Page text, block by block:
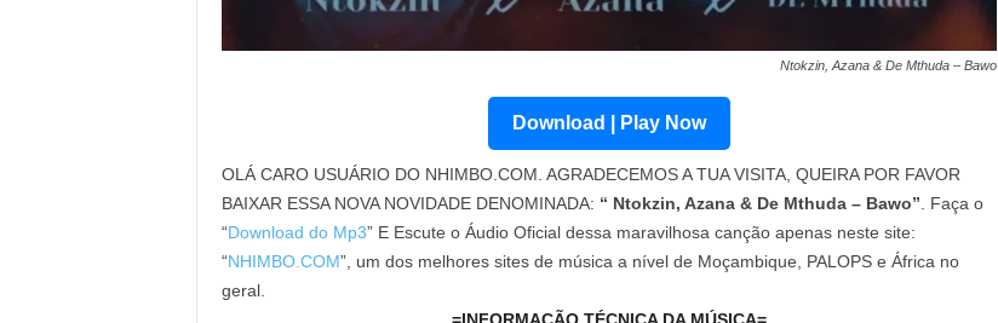
Ntokzin, Azana & De Mthuda – Bawo
Download | Play Now
OLÁ CARO USUÁRIO DO NHIMBO.COM. AGRADECEMOS A TUA VISITA, QUEIRA POR FAVOR
BAIXAR ESSA NOVA NOVIDADE DENOMINADA: “ Ntokzin, Azana & De Mthuda – Bawo” . Faça o
“Download do Mp3” E Escute o Áudio Oficial dessa maravilhosa canção apenas neste site:
“NHIMBO.COM”, um dos melhores sites de música a nível de Moçambique, PALOPS e África no
geral.